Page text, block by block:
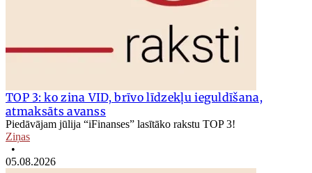
TOP 3: ko zina VID, brīvo līdzekļu ieguldīšana,
atmaksāts avanss
Piedāvājam jūlija “iFinanses” lasītāko rakstu TOP 3!
Ziņas
•
05.08.2026